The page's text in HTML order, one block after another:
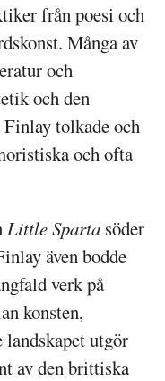
från poesi och
Många av
och
och den
tolkade och
och ofta
Little Sparta söder
även bodde
verk på
konsten,
landskapet utgör
av den brittiska